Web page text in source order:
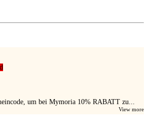
um bei Mymoria 10% RABATT zu...
View more